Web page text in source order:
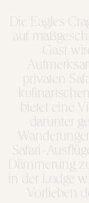
Die Eagles
auf
Gast
privaten
bietet eine
darunter
Safari-
Dämmerung
in der Lodge
Vorlieben